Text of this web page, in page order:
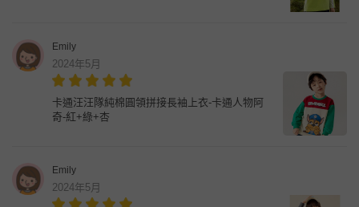
Emily
2024年5月
卡通汪汪隊純棉圓領拼接長袖上衣-卡通人物阿
奇-紅+綠+杏
Emily
2024年5月